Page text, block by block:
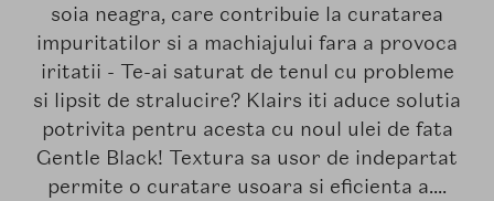
soia neagra, care contribuie la curatarea
impuritatilor si a machiajului fara a provoca
iritatii - Te-ai saturat de tenul cu probleme
si lipsit de stralucire? Klairs iti aduce solutia
potrivita pentru acesta cu noul ulei de fata
Gentle Black! Textura sa usor de indepartat
permite o curatare usoara si eficienta a....